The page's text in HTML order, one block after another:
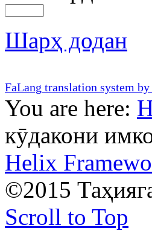
Шарҳ додан
FaLang translation system by
You are here:
кӯдакони
Helix
©2015
Scroll to Top